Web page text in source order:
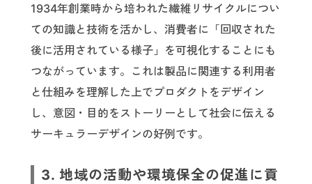
1934年創業時から培われた繊維リサイクルについ
ての知識と技術を活かし、消費者に「回収された
後に活用されている様子」を可視化することにも
つながっています。これは製品に関連する利用者
と仕組みを理解した上でプロダクトをデザイン
し、意図・目的をストーリーとして社会に伝える
サーキュラーデザインの好例です。
3. 地域の活動や環境保全の促進に貢